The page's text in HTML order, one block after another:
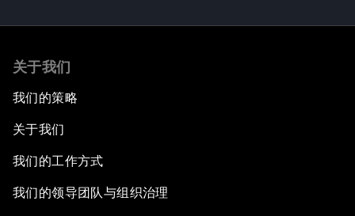
关于我们
我们的策略
关于我们
我们的工作方式
我们的领导团队与组织治理